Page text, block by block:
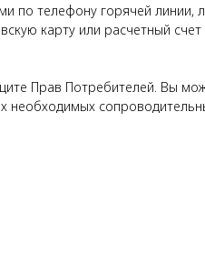
по телефону горячей
карту или расчетный
Прав Потребителей. Вы